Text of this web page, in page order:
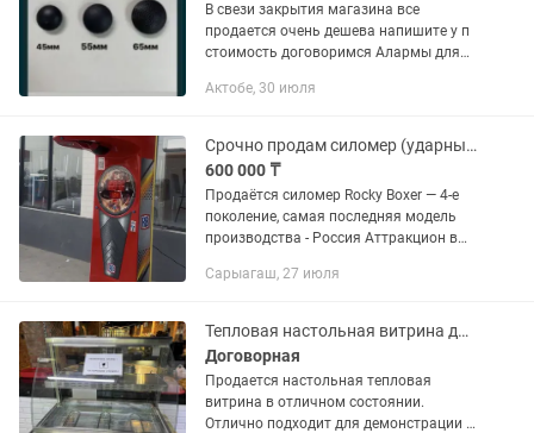
В свези закрытия магазина все
продается очень дешева напишите у п
стоимость договоримся Алармы для
датчики) продаём от 100 штук цена 5
Актобе, 30 июля
Срочно продам силомер (ударный аппарат)-Rocky Boxer - 4-е поколение,
600 000 ₸
Продаётся силомер Rocky Boxer — 4-е
поколение, самая последняя модель
производства - Россия Аттракцион в
работе. Подходит как для старта
Сарыагаш, 27 июля
Тепловая настольная витрина для готовой еды и выпечки
Договорная
Продается настольная тепловая
витрина в отличном состоянии.
Отлично подходит для демонстрации и